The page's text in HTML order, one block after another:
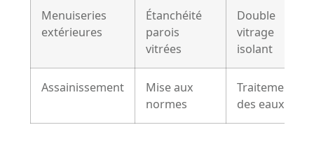
Menuiseries
extérieures
Étanchéité
parois
vitrées
Double
vitrage
isolant
Assainissement
Mise aux
normes
Traitement
des eaux